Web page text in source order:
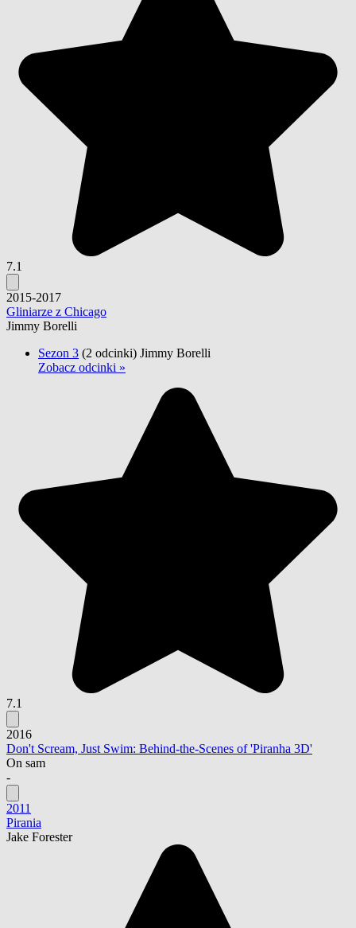
7.1
2015-2017
Gliniarze z Chicago
Jimmy Borelli
Sezon 3 (2 odcinki) Jimmy Borelli
Zobacz odcinki »
7.1
2016
Don't Scream, Just Swim: Behind-the-Scenes of 'Piranha 3D'
On sam
-
2011
Pirania
Jake Forester